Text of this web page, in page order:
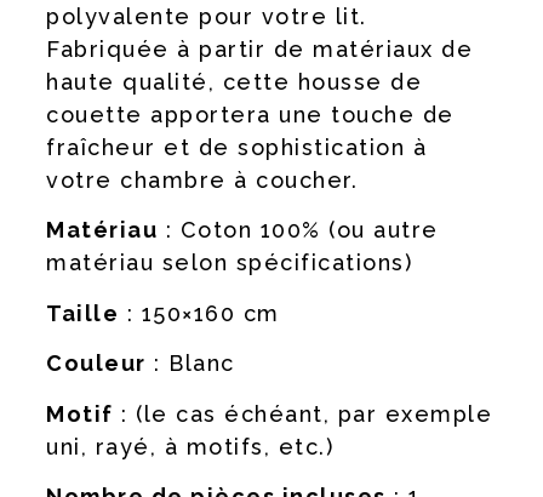
polyvalente pour votre lit.
Fabriquée à partir de matériaux de
haute qualité, cette housse de
couette apportera une touche de
fraîcheur et de sophistication à
votre chambre à coucher.
Matériau : Coton 100% (ou autre
matériau selon spécifications)
Taille : 150×160 cm
Couleur : Blanc
Motif : (le cas échéant, par exemple
uni, rayé, à motifs, etc.)